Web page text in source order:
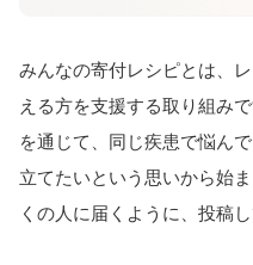
みんなの寄付レシピとは、
える方を支援する取り組み
を通じて、同じ疾患で悩ん
立てたいという思いから始
くの人に届くように、投稿